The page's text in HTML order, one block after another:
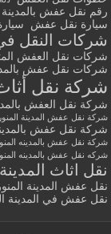
رقم نقل عفش بالمدينة
سيارة نقل عفش
شركات النقل في
شركات نقل العفش
شركات نقل عفش
شركة نقل أثاث
شركة نقل العفش
شركة نقل عفش المدينة
شركة نقل عفش
شركة نقل عفش بالمدينه
شركه نقل عفش بالمدينه
نقل اثاث
نقل عفش المدينة
نقل عفش في المدينة